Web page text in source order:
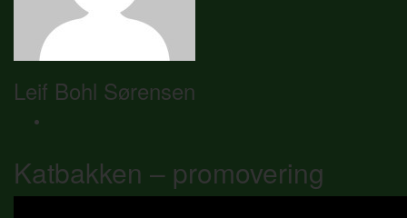
Leif Bohl Sørensen
Katbakken – promovering